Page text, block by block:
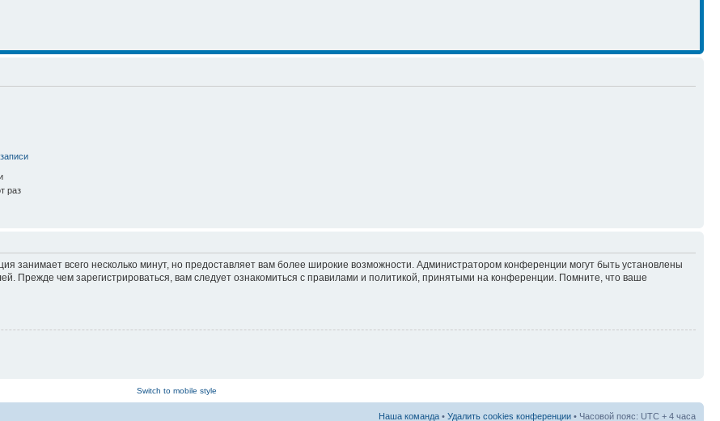
раз
занимает всего несколько минут, но предоставляет вам более широкие возможности. Администратором конференции могут быть установлены
Прежде чем зарегистрироваться, вам следует ознакомиться с правилами и политикой, принятыми на конференции. Помните, что ваше
Switch to mobile style
Наша команда • Удалить cookies конференции • Часовой пояс: UTC + 4 часа